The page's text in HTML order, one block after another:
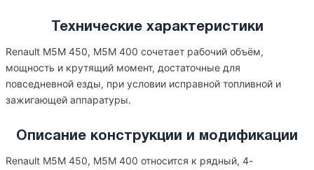
Технические характеристики
Renault M5M 450, M5M 400 сочетает рабочий объём,
мощность и крутящий момент, достаточные для
повседневной езды, при условии исправной топливной и
зажигающей аппаратуры.
Описание конструкции и модификации
Renault M5M 450, M5M 400 относится к рядный, 4-